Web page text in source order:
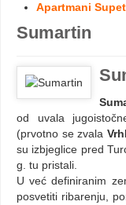
Apartmani
Sumartin
od uvala
(prvotno se zvala
su izbjeglice pred
g. tu pristali.
U već definiranim
posvetiti ribarenju,